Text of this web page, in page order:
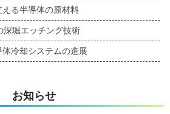
る半導体の原材料
深堀エッチング技術
冷却システムの進展
お知らせ